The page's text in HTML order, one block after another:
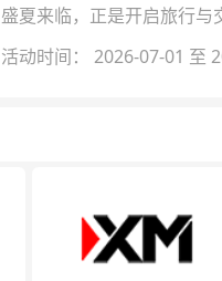
盛夏来临，正是开启旅行与
金即可参与！
活动时间： 2026-07-01 至